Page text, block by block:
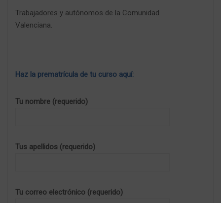
Trabajadores y autónomos de la Comunidad
Valenciana.
Haz la prematrícula de tu curso aquí:
Tu nombre (requerido)
Tus apellidos (requerido)
Tu correo electrónico (requerido)